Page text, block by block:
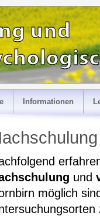
Informationen
und
möglich